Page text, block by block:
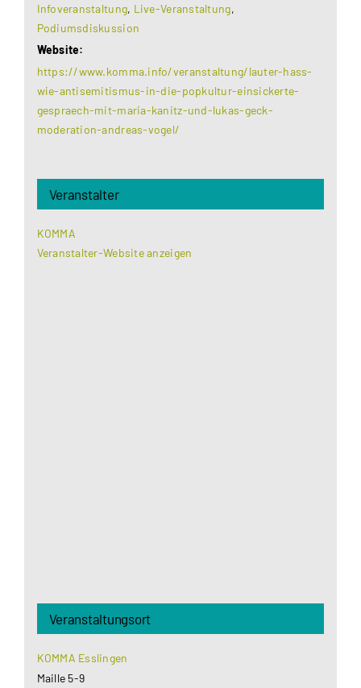
Infoveranstaltung, Live-Veranstaltung,
Podiumsdiskussion
Website:
https://www.komma.info/veranstaltung/lauter-hass-
wie-antisemitismus-in-die-popkultur-einsickerte-
gespraech-mit-maria-kanitz-und-lukas-geck-
moderation-andreas-vogel/
Veranstalter
KOMMA
Veranstalter-Website anzeigen
Veranstaltungsort
KOMMA Esslingen
Maille 5-9